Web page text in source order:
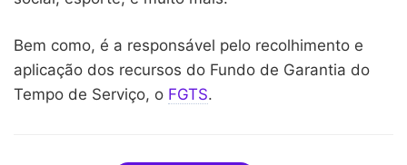
Bem como, é a responsável pelo recolhimento e
aplicação dos recursos do Fundo de Garantia do
Tempo de Serviço, o FGTS.